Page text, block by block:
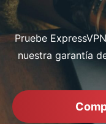
Pruebe
nuestra garantía